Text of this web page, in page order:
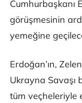
Cumhurbaşkanı
görüşmesinin
yemeğine
Erdoğan’ın,
Ukrayna Savaşı
tüm veçheleriyle